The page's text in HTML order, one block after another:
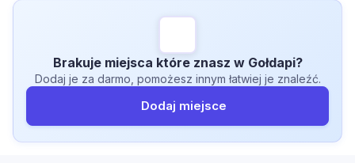
Brakuje miejsca które znasz w Gołdapi?
Dodaj je za darmo, pomożesz innym łatwiej je znaleźć.
Dodaj miejsce